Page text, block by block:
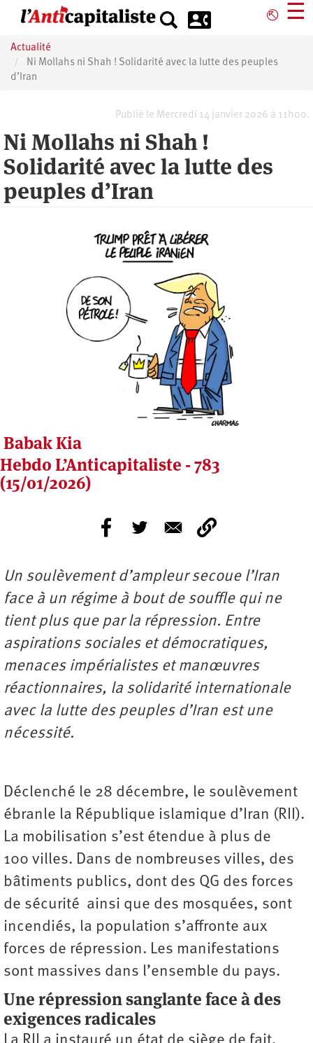
principal
⎋ ☰
Actualité
Ni Mollahs ni Shah ! Solidarité avec la lutte des peuples
d’Iran
Publié le Mercredi 14 janvier 2026 à 11h00.
Ni Mollahs ni Shah !
Solidarité avec la lutte des
peuples d’Iran
Babak Kia
Hebdo L’Anticapitaliste - 783
(15/01/2026)
Un soulèvement d’ampleur secoue l’Iran
face à un régime à bout de souffle qui ne
tient plus que par la répression. Entre
aspirations sociales et démocratiques,
menaces impérialistes et manœuvres
réactionnaires, la solidarité internationale
avec la lutte des peuples d’Iran est une
nécessité.
Déclenché le 28 décembre, le soulèvement
ébranle la République islamique d’Iran (RII).
La mobilisation s’est étendue à plus de
100 villes. Dans de nombreuses villes, des
bâtiments publics, dont des QG des forces
de sécurité ainsi que des mosquées, sont
incendiés, la population s’affronte aux
forces de répression. Les manifestations
sont massives dans ­l’­ensemble du pays.
Une répression sanglante face à des
exigences radicales